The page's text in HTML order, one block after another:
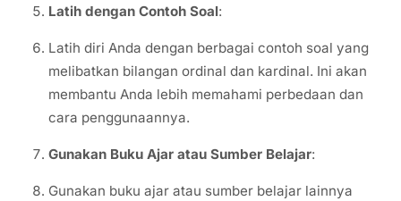
Latih dengan Contoh Soal:
Latih diri Anda dengan berbagai contoh soal yang
melibatkan bilangan ordinal dan kardinal. Ini akan
membantu Anda lebih memahami perbedaan dan
cara penggunaannya.
Gunakan Buku Ajar atau Sumber Belajar:
Gunakan buku ajar atau sumber belajar lainnya